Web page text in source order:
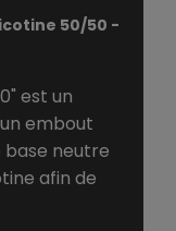
50/50 -
est un
embout
neutre
afin de